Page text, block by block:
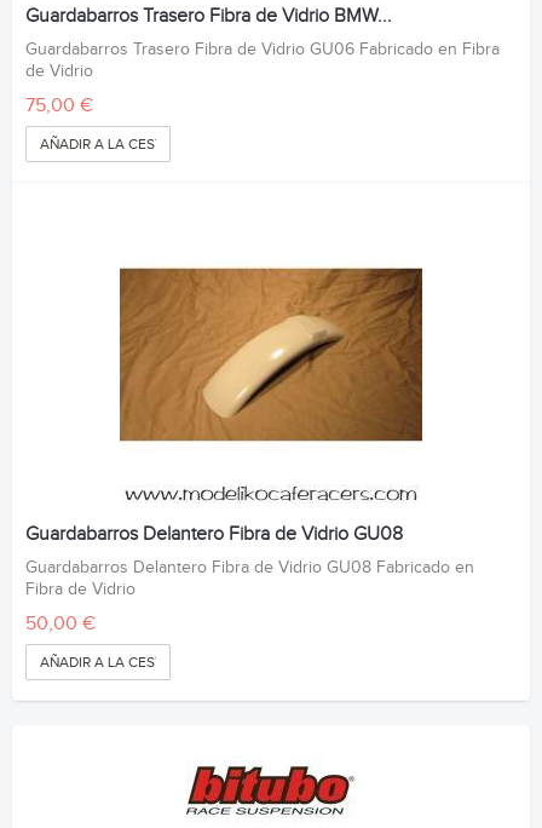
Guardabarros Trasero Fibra de Vidrio BMW...
Guardabarros Trasero Fibra de Vidrio GU06 Fabricado en Fibra
de Vidrio
75,00 €
AÑADIR A LA CESTA
Guardabarros Delantero Fibra de Vidrio GU08
Guardabarros Delantero Fibra de Vidrio GU08 Fabricado en
Fibra de Vidrio
50,00 €
AÑADIR A LA CESTA